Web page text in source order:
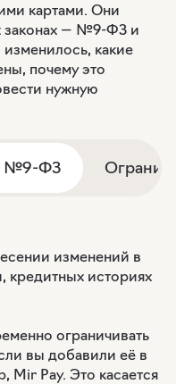
картами. Они
законах — №9-ФЗ и
какие
почему это
нужную
№9-ФЗ
изменений в
кредитных историях
ограничивать
вы добавили её в
Mir Pay. Это касается